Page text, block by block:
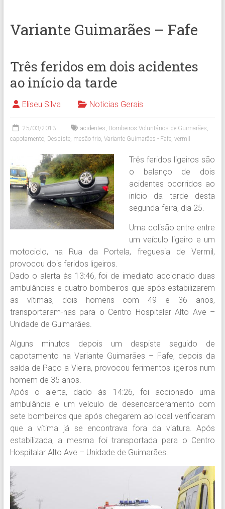
Variante Guimarães – Fafe
Três feridos em dois acidentes
ao início da tarde
Eliseu Silva Noticias Gerais
25/03/2013 acidentes, Bombeiros Voluntários de Guimarães,
capotamento, Despiste, mesão frio, Variante Guimarães - Fafe, vermil
Três feridos ligeiros são
o balanço de dois
acidentes ocorridos ao
início da tarde desta
segunda-feira, dia 25.
Uma colisão entre entre
um veículo ligeiro e um
motociclo, na Rua da Portela, freguesia de Vermil,
provocou dois feridos ligeiros.
Dado o alerta às 13:46, foi de imediato accionado duas
ambulâncias e quatro bombeiros que após estabilizarem
as vítimas, dois homens com 49 e 36 anos,
transportaram-nas para o Centro Hospitalar Alto Ave –
Unidade de Guimarães.
Alguns minutos depois um despiste seguido de
capotamento na Variante Guimarães – Fafe, depois da
saída de Paço a Vieira, provocou ferimentos ligeiros num
homem de 35 anos.
Após o alerta, dado às 14:26, foi accionado uma
ambulância e um veículo de desencarceramento com
sete bombeiros que após chegarem ao local verificaram
que a vítima já se encontrava fora da viatura. Após
estabilizada, a mesma foi transportada para o Centro
Hospitalar Alto Ave – Unidade de Guimarães.